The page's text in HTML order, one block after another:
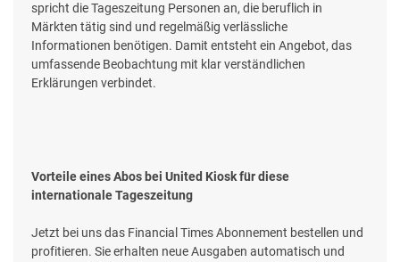
spricht die Tageszeitung Personen an, die beruflich in
Märkten tätig sind und regelmäßig verlässliche
Informationen benötigen. Damit entsteht ein Angebot, das
umfassende Beobachtung mit klar verständlichen
Erklärungen verbindet.
Vorteile eines Abos bei United Kiosk für diese
internationale Tageszeitung
Jetzt bei uns das Financial Times Abonnement bestellen und
profitieren. Sie erhalten neue Ausgaben automatisch und